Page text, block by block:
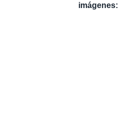
imágenes: